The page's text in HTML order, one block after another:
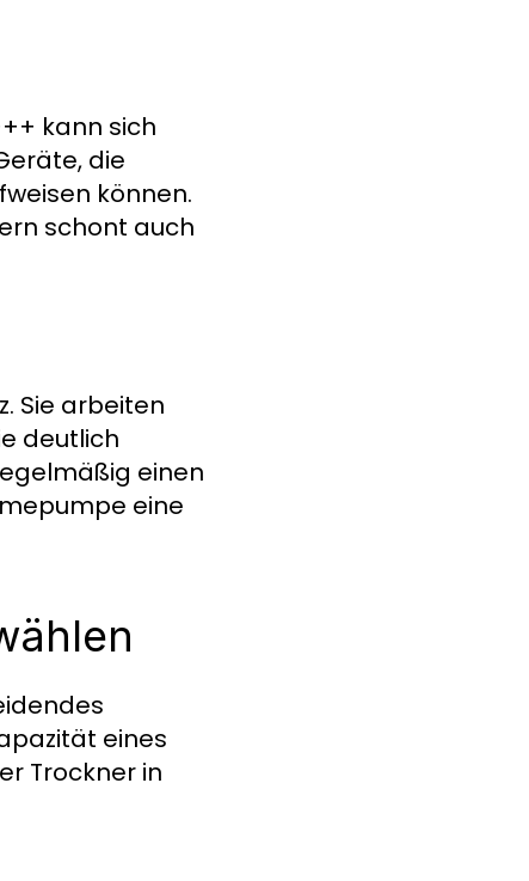
kann sich
die
können.
schont auch
Sie arbeiten
deutlich
einen
eine
eines
Trockner in